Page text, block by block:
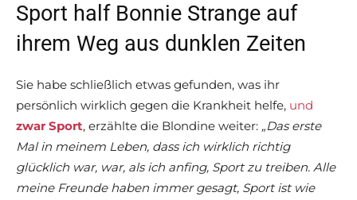
Sport half Bonnie Strange auf
ihrem Weg aus dunklen Zeiten
Sie habe schließlich etwas gefunden, was ihr
persönlich wirklich gegen die Krankheit helfe, und
zwar Sport, erzählte die Blondine weiter: „Das erste
Mal in meinem Leben, dass ich wirklich richtig
glücklich war, war, als ich anfing, Sport zu treiben. Alle
meine Freunde haben immer gesagt, Sport ist wie